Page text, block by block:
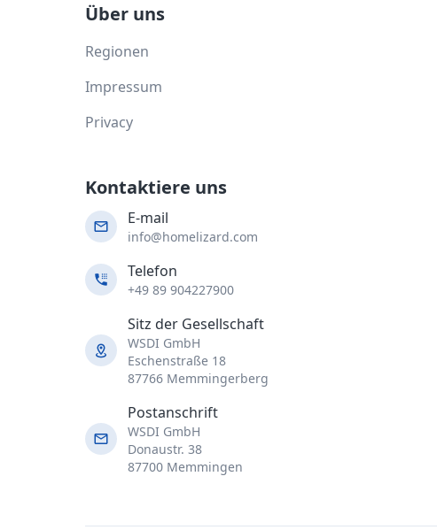
Über uns
Regionen
Impressum
Privacy
Kontaktiere uns
E-mail
info@homelizard.com
Telefon
+49 89 904227900
Sitz der Gesellschaft
WSDI GmbH
Eschenstraße 18
87766 Memmingerberg
Postanschrift
WSDI GmbH
Donaustr. 38
87700 Memmingen